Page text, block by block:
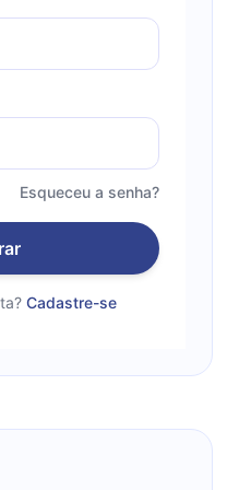
Esqueceu a senha?
Cadastre-se